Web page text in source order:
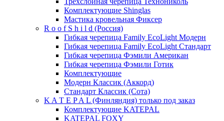
Комплектующие Shinglas
Мастика кровельная Фиксер
R o o f S h i l d (Россия)
Гибкая черепица Family ЕсоLight Модерн
Гибкая черепица Family ЕсоLight Стандарт
Гибкая черепица Фэмили Американ
Гибкая черепица Фэмили Готик
Комплектующие
Модерн Классик (Аккорд)
Стандарт Классик (Сота)
K A T E P A L (Финляндия) только под заказ
Комплектующие KATEPAL
KATEPAL FOXY